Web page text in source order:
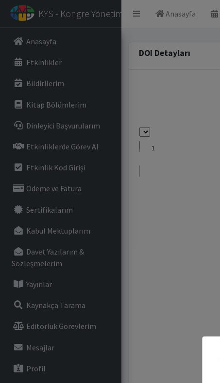
Anasayfa
KYS - Kongre Yönetim Sistemi
Anasayfa
Etkinlikler
Bildirilerim
Kitap Bölümlerim
Dinleyici Başvurularım
Etkinliklerde Görev Al
Etkinlik Kod Girişi
Ödeme ve Fatura
Sertifikalarım
Kabul Mektuplarım
Davet Yazılarım &
Sözleşmelerim
Yayınlar
Kaynakça Tarama
Editörlük Görevlerim
Mesajlar
Profil
DOI Detayları